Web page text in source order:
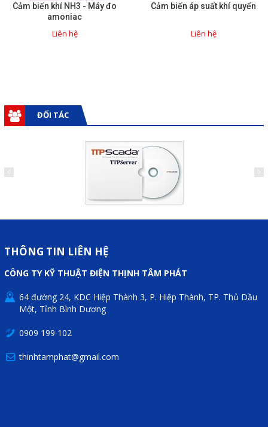
Cảm biến khí NH3 - Máy đo
amoniac
Liên hệ
Cảm biến áp suất khí quyển
Liên hệ
ĐỐI TÁC
THÔNG TIN LIÊN HỆ
CÔNG TY KỸ THUẬT ĐIỆN THỊNH TÂM PHÁT
64 đường 24, KDC Hiệp Thành 3, P. Hiệp Thành, TP. Thủ Dầu
Một, Tỉnh Bình Dương
0909 199 102
thinhtamphat@gmail.com